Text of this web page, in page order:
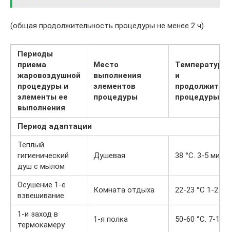
(общая продолжительность процедуры не менее 2 ч)
Периоды
приема
жаровоздушной
процедуры и
элементы ее
выполнения
Место
выполнения
элементов
процедуры
и
процедуры
Период адаптации
Теплый
гигиенический
душ с мылом
Душевая 38 °С. 3-5 мин
Осушение 1-е
взвешивание
Комната отдыха 22-23 °С 1-2
1-и заход в
термокамеру
1-я полка 50-60 °С. 7-10